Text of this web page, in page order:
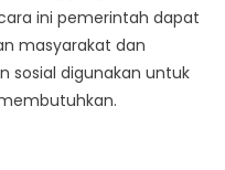
ini pemerintah dapat
masyarakat dan
sosial digunakan untuk